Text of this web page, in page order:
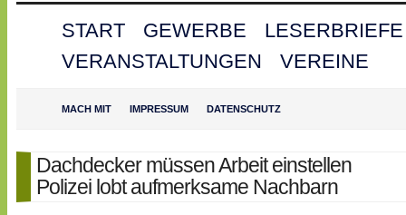
START GEWERBE
LESERBRIEFE
VERANSTALTUNGEN
VEREINE
MACH MIT IMPRESSUM DATENSCHUTZ
Dachdecker müssen Arbeit einstellen
Polizei lobt aufmerksame Nachbarn